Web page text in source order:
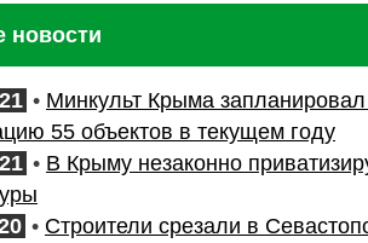
новости
• Минкульт Крыма
55 объектов в текущем году
• В Крыму незаконно
• Строители срезали в